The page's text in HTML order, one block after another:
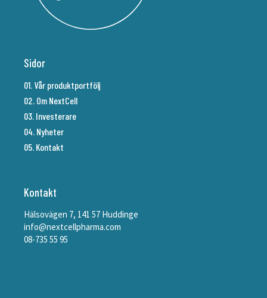
Sidor
01. Vår produktportfölj
02. Om NextCell
03. Investerare
04. Nyheter
05. Kontakt
Kontakt
Hälsovägen 7, 141 57 Huddinge
info@nextcellpharma.com
08-735 55 95